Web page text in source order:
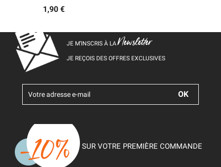
1,90 €
JE M’INSCRIS À LANewsletter
JE REÇOIS DES OFFRES EXCLUSIVES
SUR VOTRE PREMIÈRE COMMANDE